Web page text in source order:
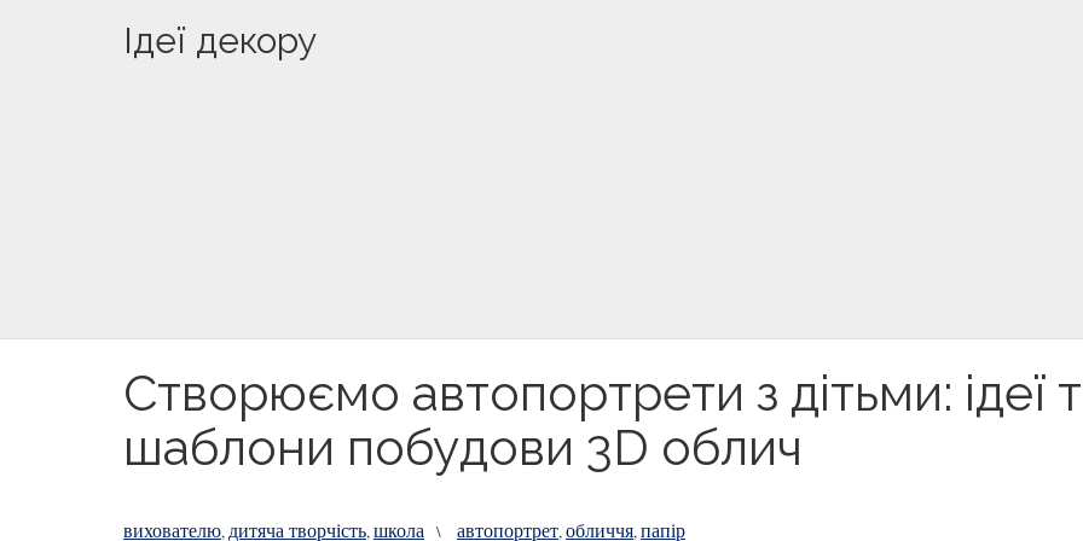
Ідеї декору
Створюємо автопортрети з дітьми: ідеї
шаблони побудови 3D облич
вихователю, дитяча творчість,школа \ автопортрет,обличчя,папір